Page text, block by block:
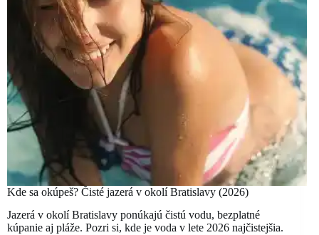
Kde sa okúpeš? Čisté jazerá v okolí Bratislavy (2026)
Jazerá v okolí Bratislavy ponúkajú čistú vodu, bezplatné
kúpanie aj pláže. Pozri si, kde je voda v lete 2026 najčistejšia.